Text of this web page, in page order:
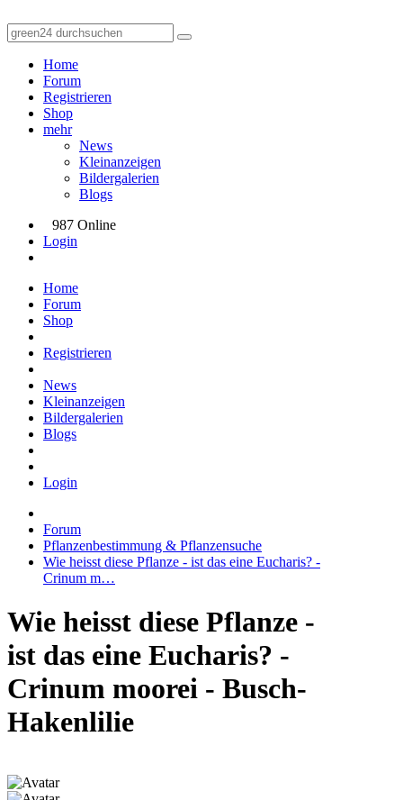
Home
Forum
Registrieren
Shop
mehr
News
Kleinanzeigen
Bildergalerien
Blogs
987 Online
Login
Home
Forum
Shop
Registrieren
News
Kleinanzeigen
Bildergalerien
Blogs
Login
Forum
Pflanzenbestimmung & Pflanzensuche
Wie heisst diese Pflanze - ist das eine Eucharis? -
Crinum m…
Wie heisst diese Pflanze -
ist das eine Eucharis? -
Crinum moorei - Busch-
Hakenlilie